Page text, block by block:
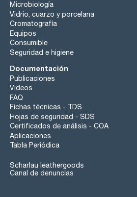
Microbiología
Vidrio, cuarzo y porcelana
Cromatografía
Equipos
Consumible
Seguridad e higiene
Documentación
Publicaciones
Videos
FAQ
Fichas técnicas - TDS
Hojas de seguridad - SDS
Certificados de análisis - COA
Aplicaciones
Tabla Periódica
Scharlau leathergoods
Canal de denuncias